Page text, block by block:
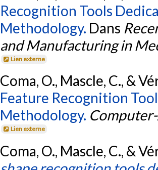
Recognition Tools
Methodology. Dans
and Manufacturing in
Lien externe
Coma, O., Mascle, C., &
Feature Recognition
Methodology.
Lien externe
Coma, O., Mascle, C., &